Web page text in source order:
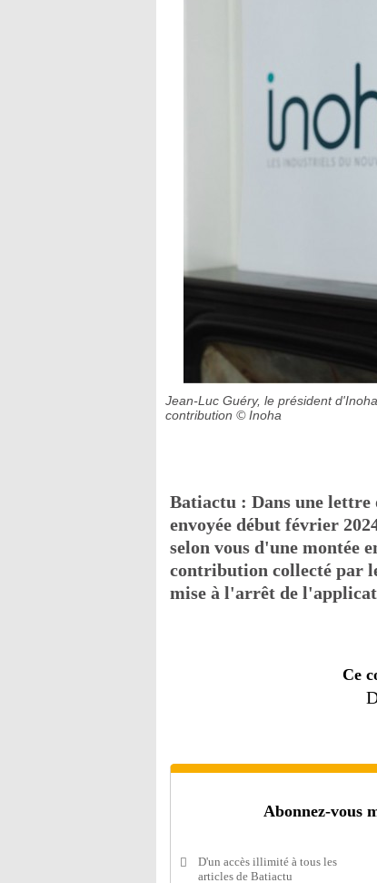
Jean-Luc Guéry, le président
contribution © Inoha
Batiactu : Dans une
envoyée début février
selon vous d'une montée
contribution collecté par
mise à l'arrêt de
Ce
Abonnez-vous
D'un accès illimité à tous les
articles de Batiactu